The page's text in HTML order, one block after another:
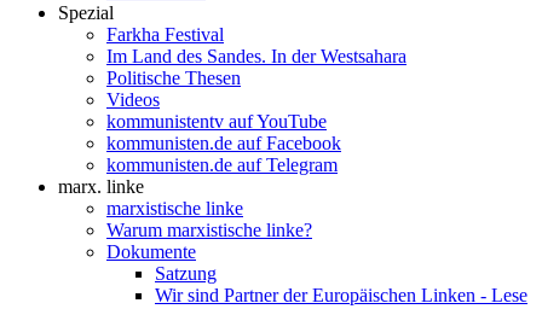
Spezial
Farkha Festival
Im Land des Sandes. In der Westsahara
Politische Thesen
Videos
kommunistentv auf YouTube
kommunisten.de auf Facebook
kommunisten.de auf Telegram
marx. linke
marxistische linke
Warum marxistische linke?
Dokumente
Satzung
Wir sind Partner der Europäischen Linken - Lese